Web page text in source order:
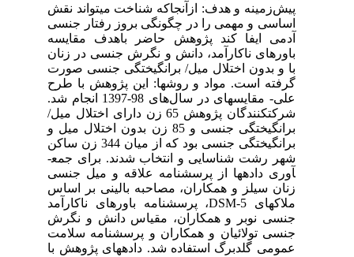
پیش‌زمینه و هدف: ازآنجاکه شناخت می­تواند نقش
اساسی و مهمی را در چگونگی بروز رفتار جنسی
آدمی ایفا کند پژوهش حاضر باهدف مقایسه
باورهای ناکارآمد، دانش و نگرش جنسی در زنان
با و بدون اختلال میل/ برانگیختگی جنسی صورت
گرفته است. مواد و روش­ها: این پژوهش با طرح
علی- مقایسه­ای در سال‌های 98-1397 انجام شد.
شرکت­کنندگان پژوهش 65 زن دارای اختلال میل/
برانگیختگی جنسی و 85 زن بدون اختلال میل و
برانگیختگی جنسی بود که از میان 344 زن ساکن
شهر رشت شناسایی و انتخاب شدند. برای جمع­
آوری داده­ها از پرسشنامه علاقه و میل جنسی
زنان سیلز و همکاران، مصاحبه بالینی بر اساس
ملاک­های DSM-5، پرسشنامه باورهای ناکارآمد
جنسی نوبر و همکاران، مقیاس دانش و نگرش
جنسی تولائیان و همکاران و پرسشنامه سلامت
عمومی گلدبرگ استفاده شد. داده­های پژوهش با